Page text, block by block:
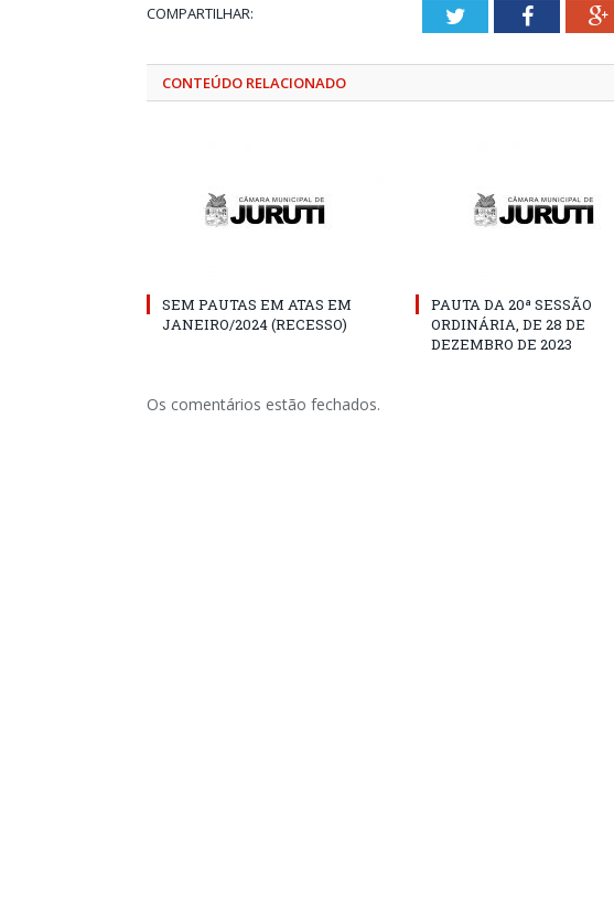
COMPARTILHAR: TwitterFacebook
CONTEÚDO RELACIONADO
SEM PAUTAS EM ATAS EM
JANEIRO/2024 (RECESSO)
PAUTA DA 20ª SESSÃO
ORDINÁRIA, DE 28 DE
DEZEMBRO DE 2023
Os comentários estão fechados.